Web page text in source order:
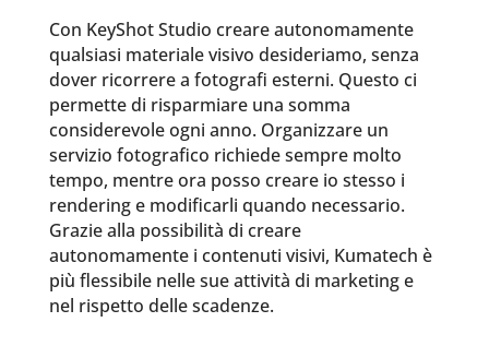
Con KeyShot Studio creare autonomamente
qualsiasi materiale visivo desideriamo, senza
dover ricorrere a fotografi esterni. Questo ci
permette di risparmiare una somma
considerevole ogni anno. Organizzare un
servizio fotografico richiede sempre molto
tempo, mentre ora posso creare io stesso i
rendering e modificarli quando necessario.
Grazie alla possibilità di creare
autonomamente i contenuti visivi, Kumatech è
più flessibile nelle sue attività di marketing e
nel rispetto delle scadenze.